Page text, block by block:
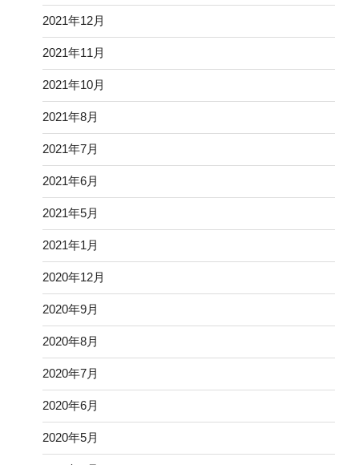
2021年12月
2021年11月
2021年10月
2021年8月
2021年7月
2021年6月
2021年5月
2021年1月
2020年12月
2020年9月
2020年8月
2020年7月
2020年6月
2020年5月